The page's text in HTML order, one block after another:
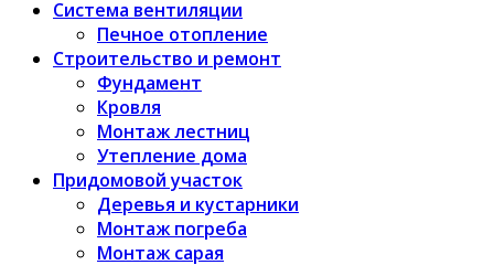
Система вентиляции
Печное отопление
Строительство и ремонт
Фундамент
Кровля
Монтаж лестниц
Утепление дома
Придомовой участок
Деревья и кустарники
Монтаж погреба
Монтаж сарая